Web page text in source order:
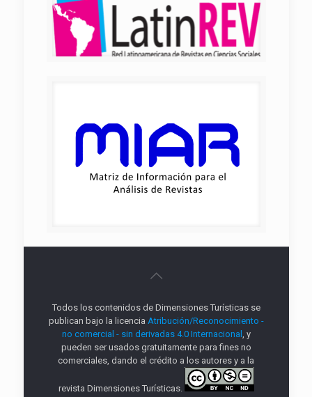
Todos los contenidos de Dimensiones Turísticas se
publican bajo la licencia Atribución/Reconocimiento -
no comercial - sin derivadas 4.0 Internacional , y
pueden ser usados gratuitamente para fines no
comerciales, dando el crédito a los autores y a la
revista Dimensiones Turísticas.